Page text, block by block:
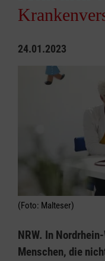
24.01.2023
(Foto: Malteser)
NRW. In
Menschen, die